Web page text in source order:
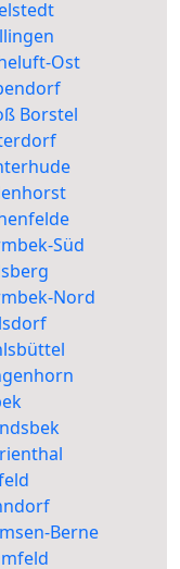
Ost
Borstel
Süd
Nord
Berne